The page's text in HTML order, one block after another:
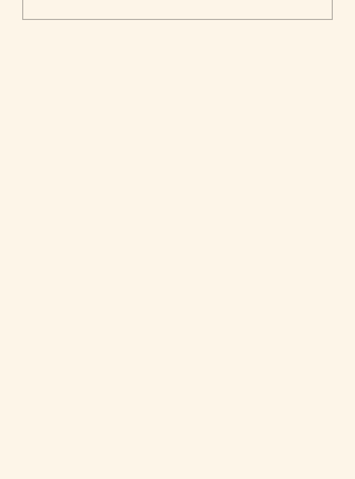
จะไม่ใช่คำตอบ